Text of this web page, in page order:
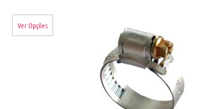
Ver Opções